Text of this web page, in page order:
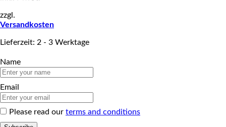
zzgl.
Versandkosten
Lieferzeit: 2 - 3 Werktage
Name
Email
Please read our terms and conditions